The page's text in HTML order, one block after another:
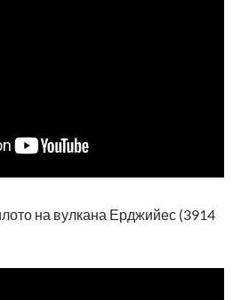
на вулкана Ерджийес (3914